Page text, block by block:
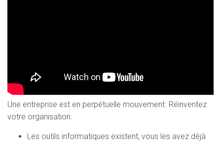
Une entreprise est en perpétuelle mouvement. Réinventez
votre organisation.
Les outils informatiques existent, vous les avez déjà